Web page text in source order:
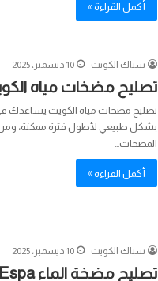
أكمل القراءة »
سباك الكويت 10 ديسمبر، 2025
تصليح مضخات مياه
تصليح مضخات مياه الكويت يساعدك في
بشكل طبيعي لأطول فترة ممكنة، ومن
المضخات…
أكمل القراءة »
سباك الكويت 10 ديسمبر، 2025